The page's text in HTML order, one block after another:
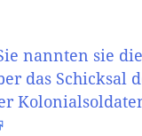
nannten sie
das Schicksal